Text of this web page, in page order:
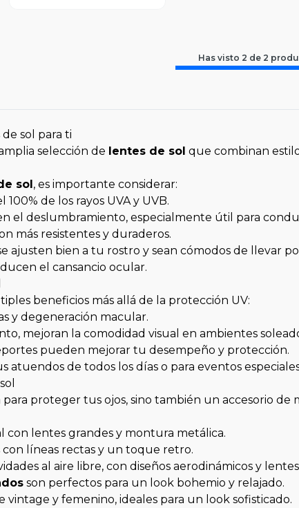
Has visto 2 de 2
sol para ti
selección de lentes de sol que combinan
sol, es importante considerar:
de los rayos UVA y UVB.
el deslumbramiento, especialmente útil para
más resistentes y duraderos.
ajusten bien a tu rostro y sean cómodos de llevar
el cansancio ocular.
beneficios más allá de la protección UV:
y degeneración macular.
mejoran la comodidad visual en ambientes
pueden mejorar tu desempeño y protección.
atuendos de todos los días o para eventos
para proteger tus ojos, sino también un accesorio
con lentes grandes y montura metálica.
con líneas rectas y un toque retro.
al aire libre, con diseños aerodinámicos y
son perfectos para un look bohemio y relajado.
vintage y femenino, ideales para un look sofisticado.